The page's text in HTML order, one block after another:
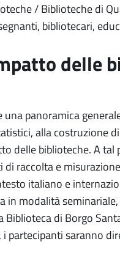
Biblioteche di
bibliotecari,
delle
panoramica
alla costruzione
delle biblioteche. A tal
raccolta e
italiano e
in modalità
di Borgo
i partecipanti saranno